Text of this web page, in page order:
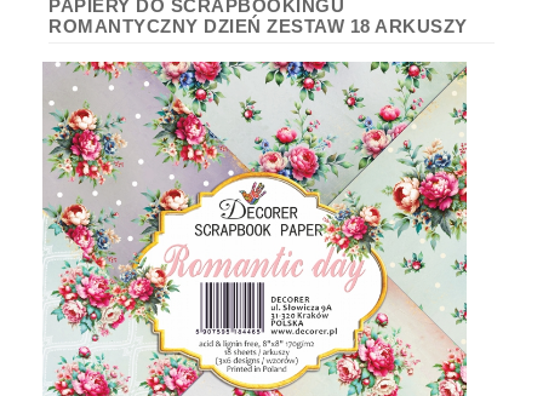
PAPIERY DO SCRAPBOOKINGU
ROMANTYCZNY DZIEŃ ZESTAW 18 ARKUSZY